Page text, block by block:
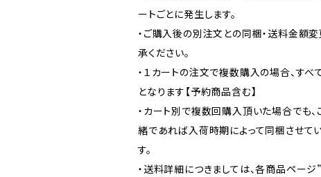
ートごとに発生します。
・ご購入後の別注文との同梱・送料金額
承ください。
・１カートの注文で複数購入の場合、す
となります【予約商品含む】
・カート別で複数回購入頂いた場合でも
緒であれば入荷時期によって同梱させて
す。
・送料詳細につきましては、各商品ペー